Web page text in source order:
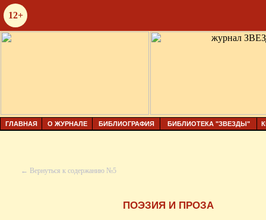
12+
ГЛАВНАЯ О ЖУРНАЛЕ БИБЛИОГРАФИЯ БИБЛИОТЕКА "ЗВЕЗДЫ"
← Вернуться к содержанию №5
ПОЭЗИЯ И ПРОЗА